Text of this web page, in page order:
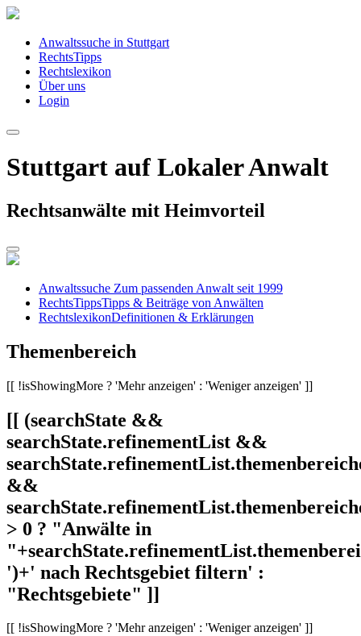
Anwaltssuche in Stuttgart
RechtsTipps
Rechtslexikon
Über uns
Login
Stuttgart auf Lokaler Anwalt
Rechtsanwälte mit Heimvorteil
Anwaltssuche Zum passenden Anwalt seit 1999
RechtsTippsTipps & Beiträge von Anwälten
RechtslexikonDefinitionen & Erklärungen
Themenbereich
[[ !isShowingMore ? 'Mehr anzeigen' : 'Weniger anzeigen' ]]
[[ (searchState &&
searchState.refinementList &&
&&
> 0 ? "Anwälte in
')+' nach Rechtsgebiet filtern' :
"Rechtsgebiete" ]]
[[ !isShowingMore ? 'Mehr anzeigen' : 'Weniger anzeigen' ]]